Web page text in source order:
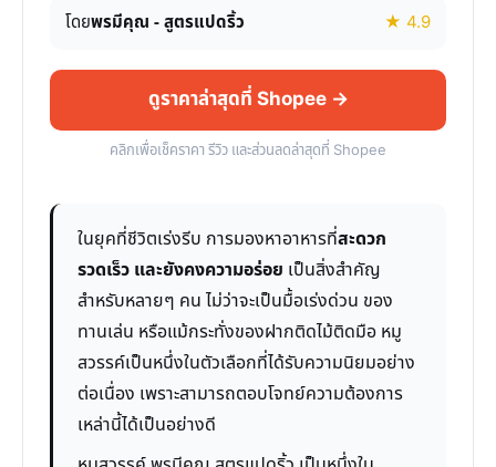
โดยพรมีคุณ - สูตรแปดริ้ว ★ 4.9
ดูราคาล่าสุดที่ Shopee →
คลิกเพื่อเช็คราคา รีวิว และส่วนลดล่าสุดที่ Shopee
ในยุคที่ชีวิตเร่งรีบ การมองหาอาหารที่สะดวก
รวดเร็ว และยังคงความอร่อย เป็นสิ่งสำคัญ
สำหรับหลายๆ คน ไม่ว่าจะเป็นมื้อเร่งด่วน ของ
ทานเล่น หรือแม้กระทั่งของฝากติดไม้ติดมือ หมู
สวรรค์เป็นหนึ่งในตัวเลือกที่ได้รับความนิยมอย่าง
ต่อเนื่อง เพราะสามารถตอบโจทย์ความต้องการ
เหล่านี้ได้เป็นอย่างดี